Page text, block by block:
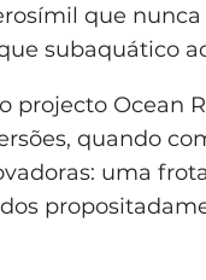
que
subaquático
projecto Ocean
quando
uma